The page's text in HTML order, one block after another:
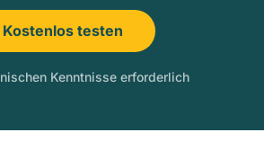
Kostenlos testen
Kenntnisse erforderlich